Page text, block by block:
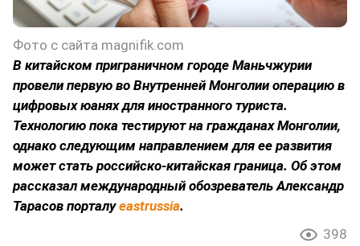
Фото с сайта magnifik.com
В китайском приграничном городе Маньчжурии
провели первую во Внутренней Монголии операцию в
цифровых юанях для иностранного туриста.
Технологию пока тестируют на гражданах Монголии,
однако следующим направлением для ее развития
может стать российско-китайская граница. Об этом
рассказал международный обозреватель Александр
Тарасов порталуeastrussia.
398